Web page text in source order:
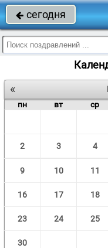
 сегодня
«
пн
вт ср
2 3 4
9 10 11
16 17 18
23 24 25
30